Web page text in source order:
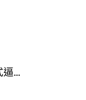
逼…